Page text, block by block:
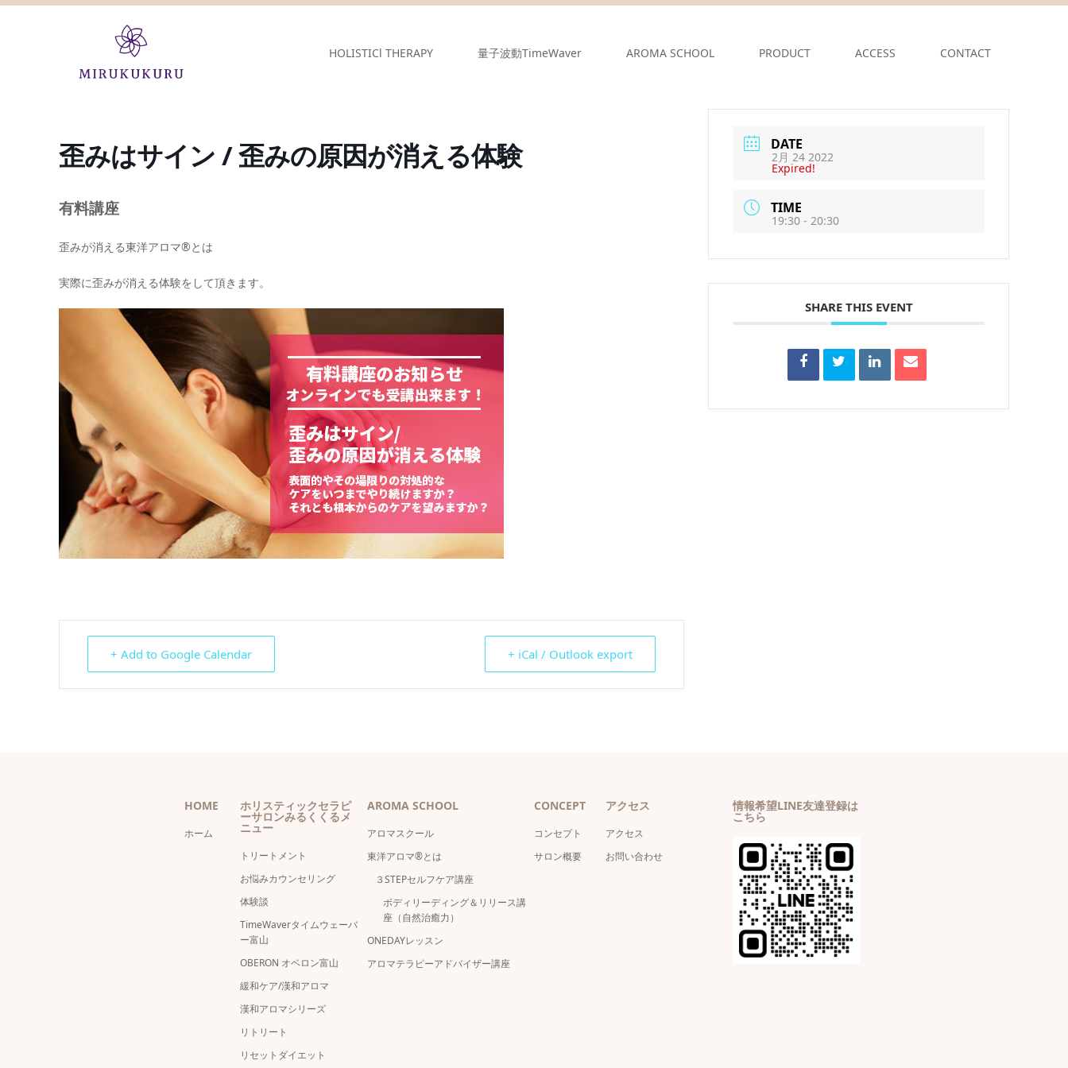
HOLISTICl THERAPY 量子波動TimeWaver AROMA SCHOOL PRODUCT ACCESS CONTACT
歪みはサイン / 歪みの原因が消える体験
有料講座
歪みが消える東洋アロマ®とは
実際に歪みが消える体験をして頂きます。
+ Add to Google Calendar + iCal / Outlook export
DATE
2月 24 2022
Expired!
TIME
19:30 - 20:30
SHARE THIS EVENT
HOME
ホーム
ホリスティックセラピ
ーサロンみるくくるメ
ニュー
トリートメント
お悩みカウンセリング
体験談
TimeWaverタイムウェーバ
ー富山
OBERON オベロン富山
緩和ケア/漢和アロマ
漢和アロマシリーズ
リトリート
リセットダイエット
AROMA SCHOOL
アロマスクール
東洋アロマ®とは
３STEPセルフケア講座
ボディリーディング＆リリース講
座（自然治癒力）
ONEDAYレッスン
アロマテラピーアドバイザー講座
CONCEPT
コンセプト
サロン概要
アクセス
アクセス
お問い合わせ
情報希望LINE友達登録は
こちら